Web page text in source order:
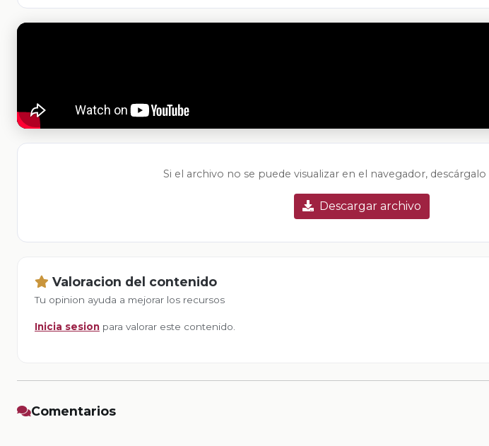
Si el archivo no se puede visualizar en el navegador,
Descargar archivo
Valoracion del contenido
Tu opinion ayuda a mejorar los recursos
Inicia sesion para valorar este contenido.
Comentarios